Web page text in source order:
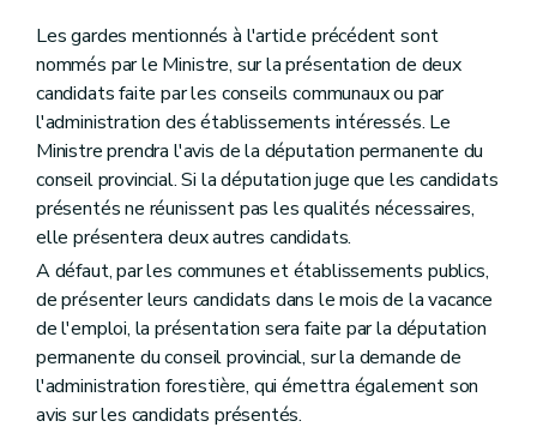
Art. 124
Art. 125
Art. 126
Art. 127
Art. 128
Art. 129
Art. 130
Art. 131
Art. 132
Art. 133
Art. 134
Art. 135
Art. 136
Art. 137
Art. 138
Art. 139
Art. 140
Les gardes mentionnés à l'article précédent sont
nommés par le Ministre, sur la présentation de deux
candidats faite par les conseils communaux ou par
l'administration des établissements intéressés. Le
Ministre prendra l'avis de la députation permanente du
conseil provincial. Si la députation juge que les candidats
présentés ne réunissent pas les qualités nécessaires,
elle présentera deux autres candidats.
A défaut, par les communes et établissements publics,
de présenter leurs candidats dans le mois de la vacance
de l'emploi, la présentation sera faite par la députation
permanente du conseil provincial, sur la demande de
l'administration forestière, qui émettra également son
avis sur les candidats présentés.